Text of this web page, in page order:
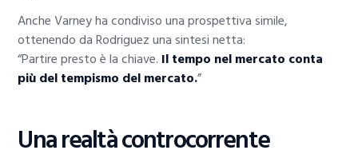
Anche Varney ha condiviso una prospettiva simile,
ottenendo da Rodriguez una sintesi netta:
“Partire presto è la chiave. Il tempo nel mercato conta
più del tempismo del mercato.”
Una realtà controcorrente